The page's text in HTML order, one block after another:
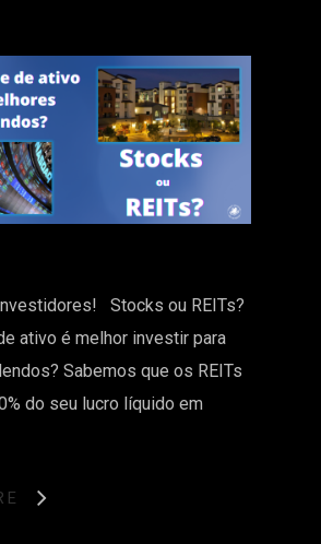
Stocks ou REITs?
ativo é melhor investir para
Sabemos que os REITs
do seu lucro líquido em